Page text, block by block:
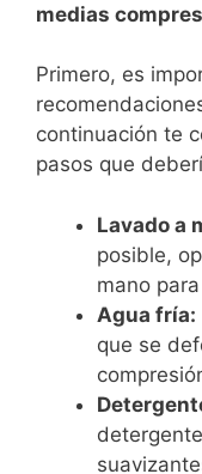
medias
Primero, es
continuación te
pasos que
Lavado a
posible,
mano
Agua fría:
que se